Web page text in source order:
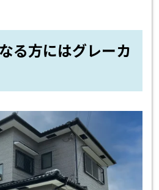
る方にはグレーカ